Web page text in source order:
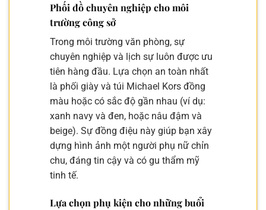
Phối đồ chuyên nghiệp cho môi
trường công sở
Trong môi trường văn phòng, sự
chuyên nghiệp và lịch sự luôn được ưu
tiên hàng đầu. Lựa chọn an toàn nhất
là phối giày và túi Michael Kors đồng
màu hoặc có sắc độ gần nhau (ví dụ:
xanh navy và đen, hoặc nâu đậm và
beige). Sự đồng điệu này giúp bạn xây
dựng hình ảnh một người phụ nữ chỉn
chu, đáng tin cậy và có gu thẩm mỹ
tinh tế.
Lựa chọn phụ kiện cho những buổi